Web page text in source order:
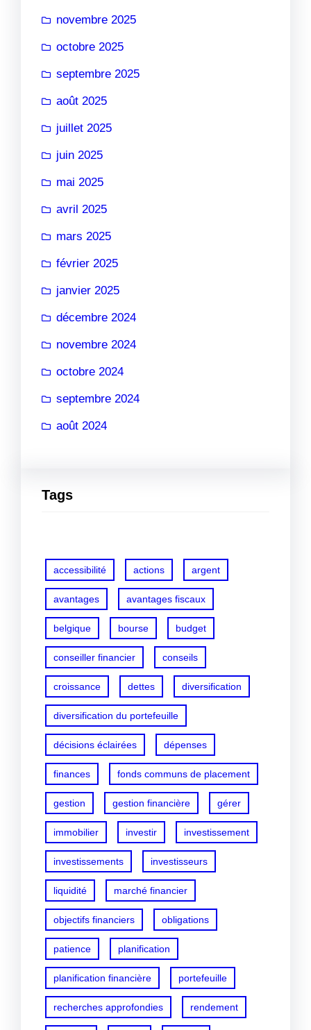
novembre 2025
octobre 2025
septembre 2025
août 2025
juillet 2025
juin 2025
mai 2025
avril 2025
mars 2025
février 2025
janvier 2025
décembre 2024
novembre 2024
octobre 2024
septembre 2024
août 2024
Tags
accessibilité actions argent
avantages avantages fiscaux
belgique bourse budget
conseiller financier conseils
croissance dettes diversification
diversification du portefeuille
décisions éclairées dépenses
finances fonds communs de placement
gestion gestion financière gérer
immobilier investir investissement
investissements investisseurs
liquidité marché financier
objectifs financiers obligations
patience planification
planification financière portefeuille
recherches approfondies rendement